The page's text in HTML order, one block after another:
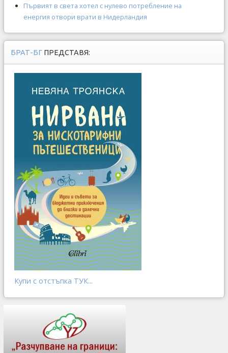
Първият в света хотел с нулево потребление на
енергия отвори врати в Нидерландия
БРАТ-БГ ПРЕДСТАВЯ:
Купи с отстъпка ТУК...